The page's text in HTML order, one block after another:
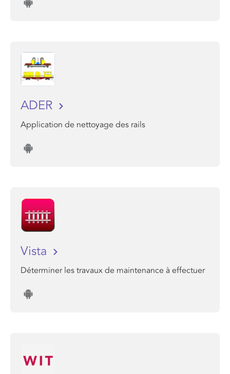
ADER
Application de nettoyage des rails
Vista
Déterminer les travaux de maintenance à effectuer